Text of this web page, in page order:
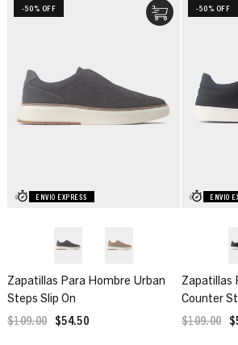
ENVIO EXPRESS
-50% OFF
Zapatillas Para Hombre Urban
Steps Slip On
$109.00 $54.50
ENVIO
-50% OFF
Zapatillas
Counter
$109.00